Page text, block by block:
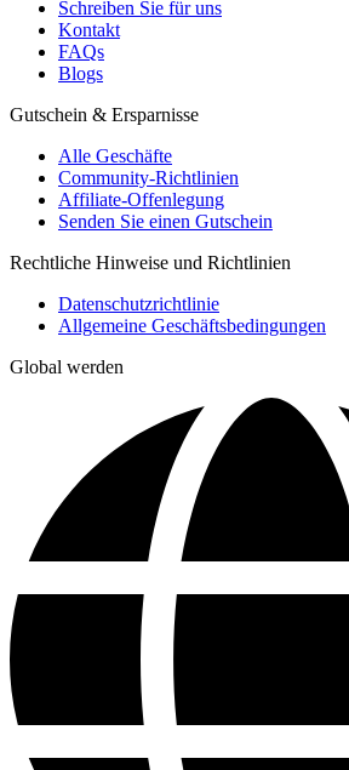
Schreiben Sie für uns
Kontakt
FAQs
Blogs
Gutschein & Ersparnisse
Alle Geschäfte
Community-Richtlinien
Affiliate-Offenlegung
Senden Sie einen Gutschein
Rechtliche Hinweise und Richtlinien
Datenschutzrichtlinie
Allgemeine Geschäftsbedingungen
Global werden